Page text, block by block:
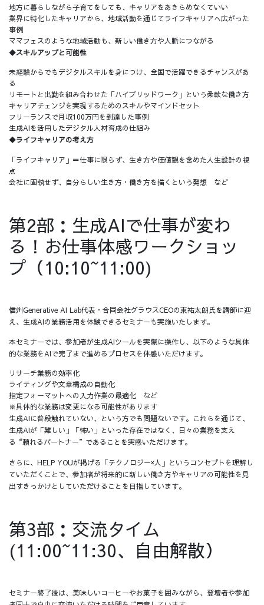
地方に暮らしながら子育てをしても、キャリアをあきらめなくていい
業界に特化したキャリアから、地域活動を通じてライフキャリアへ広がった
事例
ママフェスのような地域活動も、新しい働き方や人脈につながる
◆スキルアップと可能性
未経験からでもデジタルスキルを身につけ、全国で活躍できるチャンスがあ
る
リモートと出勤を組み合わせた「ハイブリッドワーク」という柔軟な働き方
キャリアチェンジを実現するためのスキルやマインドセット
フリーランスで月収100万円を到達した事例
生成AIを活用したデジタル人材育成の仕組み
◆ライフキャリアの考え方
「ライフキャリア」＝仕事に限らず、生き方や価値観を含めた人生設計の視
点
会社に固執せず、自分らしい生き方・働き方を描くという発想 など
第2部：生成AIで仕事が変わ
る！お仕事体感ワークショッ
プ（10:10~11:00)
信州Generative AI Lab代表・合同会社グラウスCEOの東祐太朗氏を講師に迎
え、生成AIの業務活用を体験できるセミナーも実施いたします。
本セミナーでは、参加者が生成AIツールを実際に操作し、以下のような具体
的な業務をAIで完了まで進めるプロセスを体感いただけます。
リサーチ業務の効率化
ライティングや文章構成の自動化
指定フォーマットへの入力作業の最適化 など
※具体的な業務は変更になる可能性があります
生成AIに普段触れていない、という方でも問題ないです。これらを通じて、
生成AIが「難しい」「怖い」といった存在ではなく、日々の業務を支え
る“頼れるパートナー”であることを実感いただけます。
さらに、HELP YOUが掲げる「テクノロジー×人」というコンセプトを理解し
ていただくことで、参加者が将来的に新しい働き方やキャリアの可能性を見
出すきっかけとしていただけることを目指しています。
第3部：交流タイム
(11:00~11:30、自由解散）
セミナー終了後は、美味しいコーヒーやお菓子を囲みながら、登壇者や参加